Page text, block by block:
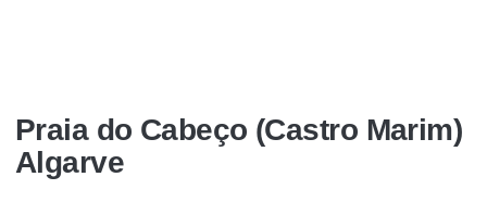
Praia do Cabeço (Castro Marim)
Algarve